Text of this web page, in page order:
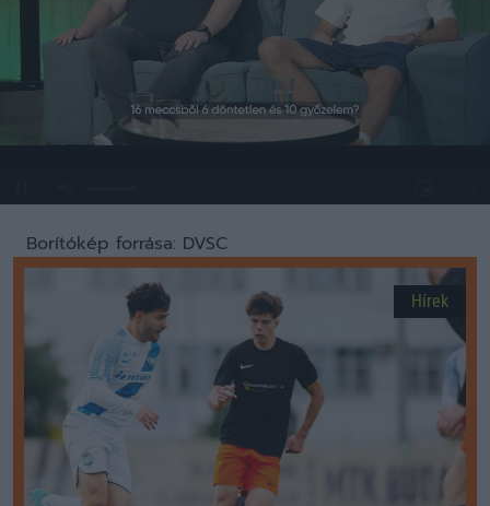
0%
Borítókép forrása: DVSC
Hírek